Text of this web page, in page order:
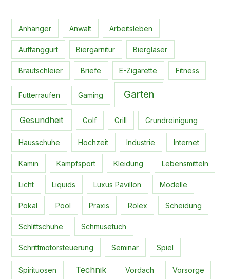
Anhänger Anwalt Arbeitsleben
Auffanggurt Biergarnitur Biergläser
Brautschleier Briefe E-Zigarette Fitness
Futterraufen Gaming Garten
Gesundheit Golf Grill Grundreinigung
Hausschuhe Hochzeit Industrie Internet
Kamin Kampfsport Kleidung Lebensmitteln
Licht Liquids Luxus Pavillon Modelle
Pokal Pool Praxis Rolex Scheidung
Schlittschuhe Schmusetuch
Schrittmotorsteuerung Seminar Spiel
Spirituosen Technik Vordach Vorsorge